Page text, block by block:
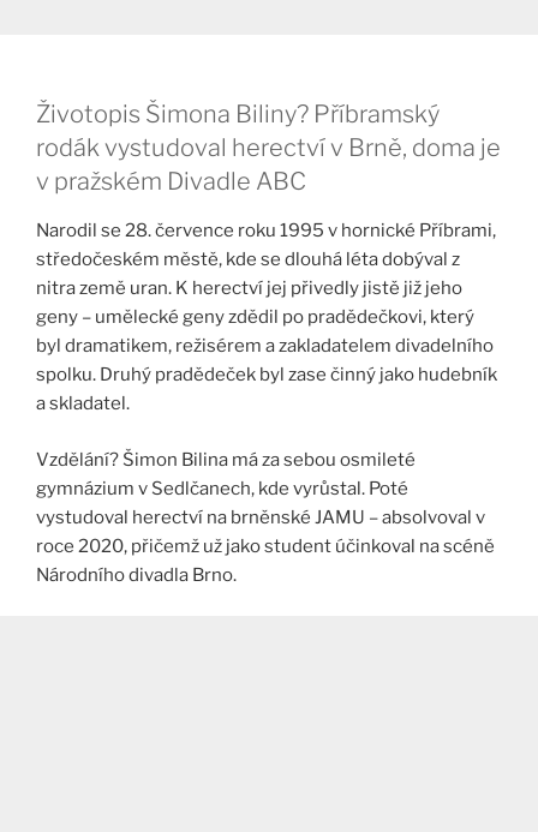
Životopis Šimona Biliny? Příbramský
rodák vystudoval herectví v Brně, doma je
v pražském Divadle ABC
Narodil se 28. července roku 1995 v hornické Příbrami,
středočeském městě, kde se dlouhá léta dobýval z
nitra země uran. K herectví jej přivedly jistě již jeho
geny – umělecké geny zdědil po pradědečkovi, který
byl dramatikem, režisérem a zakladatelem divadelního
spolku. Druhý pradědeček byl zase činný jako hudebník
a skladatel.
Vzdělání? Šimon Bilina má za sebou osmileté
gymnázium v Sedlčanech, kde vyrůstal. Poté
vystudoval herectví na brněnské JAMU – absolvoval v
roce 2020, přičemž už jako student účinkoval na scéně
Národního divadla Brno.